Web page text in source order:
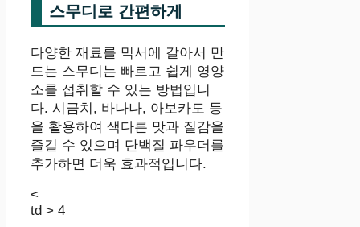
스무디로 간편하게
다양한 재료를 믹서에 갈아서 만
드는 스무디는 빠르고 쉽게 영양
소를 섭취할 수 있는 방법입니
다. 시금치, 바나나, 아보카도 등
을 활용하여 색다른 맛과 질감을
즐길 수 있으며 단백질 파우더를
추가하면 더욱 효과적입니다.
<
td > 4